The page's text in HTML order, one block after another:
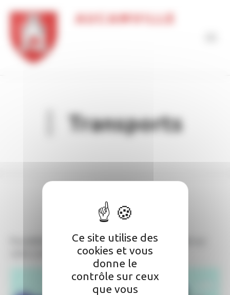
AUCAMVILLE
Transports
Transport à la
demande
Possibilité de transport à la demande le vendredi sur
Panneau de gestion des cookies
Ce site utilise des
cookies et vous
donne le
contrôle sur ceux
que vous